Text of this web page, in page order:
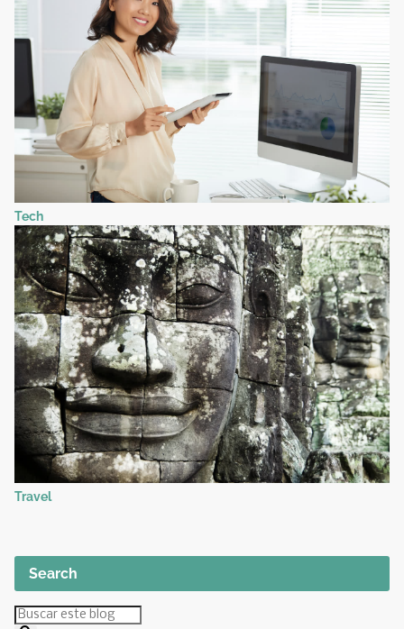
Tech
Travel
Search